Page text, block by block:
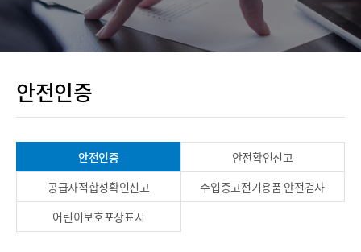
안전인증
안전인증
안전확인신고
공급자적합성확인신고
수입중고전기용품 안전검사
어린이보호포장표시